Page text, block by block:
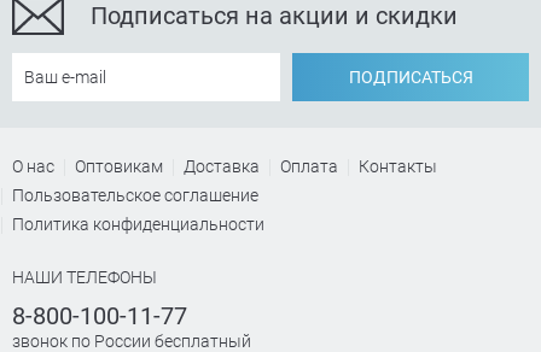
Подписаться на акции и скидки
ПОДПИСАТЬСЯ
О нас Оптовикам Доставка Оплата
Контакты
Пользовательское соглашение
Политика конфиденциальности
НАШИ ТЕЛЕФОНЫ
8-800-100-11-77
звонок по России бесплатный